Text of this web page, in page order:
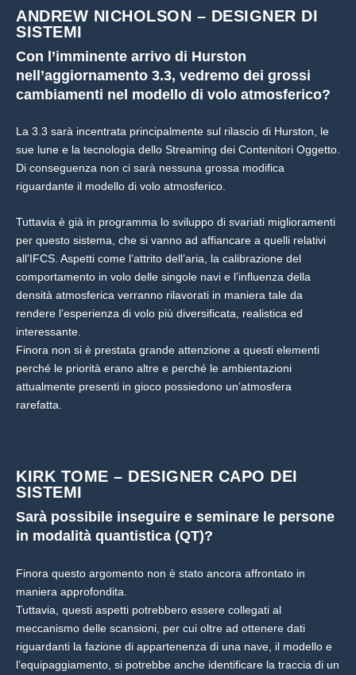
ANDREW NICHOLSON – DESIGNER DI
SISTEMI
Con l’imminente arrivo di Hurston
nell’aggiornamento 3.3, vedremo dei grossi
cambiamenti nel modello di volo atmosferico?
La 3.3 sarà incentrata principalmente sul rilascio di Hurston, le
sue lune e la tecnologia dello Streaming dei Contenitori Oggetto.
Di conseguenza non ci sarà nessuna grossa modifica
riguardante il modello di volo atmosferico.
Tuttavia è già in programma lo sviluppo di svariati miglioramenti
per questo sistema, che si vanno ad affiancare a quelli relativi
all’IFCS. Aspetti come l’attrito dell’aria, la calibrazione del
comportamento in volo delle singole navi e l’influenza della
densità atmosferica verranno rilavorati in maniera tale da
rendere l’esperienza di volo più diversificata, realistica ed
interessante.
Finora non si è prestata grande attenzione a questi elementi
perché le priorità erano altre e perché le ambientazioni
attualmente presenti in gioco possiedono un’atmosfera
rarefatta.
KIRK TOME – DESIGNER CAPO DEI
SISTEMI
Sarà possibile inseguire e seminare le persone
in modalità quantistica (QT)?
Finora questo argomento non è stato ancora affrontato in
maniera approfondita.
Tuttavia, questi aspetti potrebbero essere collegati al
meccanismo delle scansioni, per cui oltre ad ottenere dati
riguardanti la fazione di appartenenza di una nave, il modello e
l’equipaggiamento, si potrebbe anche identificare la traccia di un